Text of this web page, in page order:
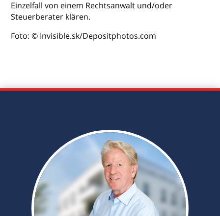
Einzelfall von einem Rechtsanwalt und/oder
Steuerberater klären.
Foto: © Invisible.sk/Depositphotos.com